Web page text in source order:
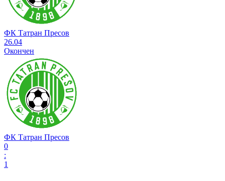
ФК Татран Пресов
26.04
Окончен
ФК Татран Пресов
0
:
1